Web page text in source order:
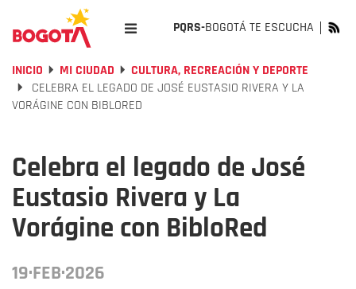
PQRS-BOGOTÁ TE ESCUCHA
INICIO MI CIUDAD
CULTURA, RECREACIÓN Y DEPORTE
CELEBRA EL LEGADO DE JOSÉ EUSTASIO RIVERA Y LA
VORÁGINE CON BIBLORED
Celebra el legado de José
Eustasio Rivera y La
Vorágine con BibloRed
19·FEB·2026